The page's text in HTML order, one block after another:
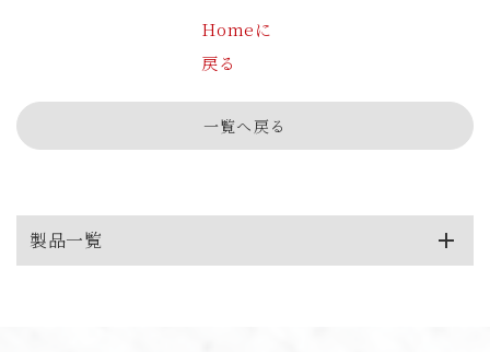
Homeに
戻る
一覧へ戻る
製品一覧